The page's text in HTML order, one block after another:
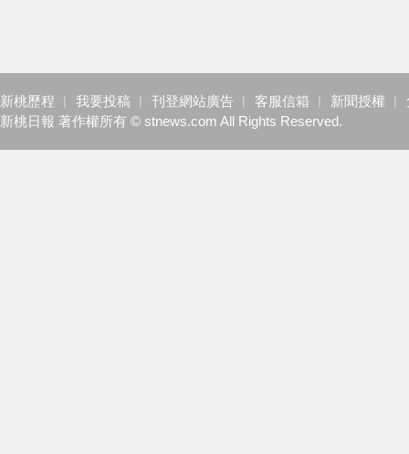
新桃歷程 ︱ 我要投稿 ︱ 刊登網站廣告 ︱ 客服信箱 ︱ 新聞授權 ︱
新桃日報 著作權所有 © stnews.com All Rights Reserved.